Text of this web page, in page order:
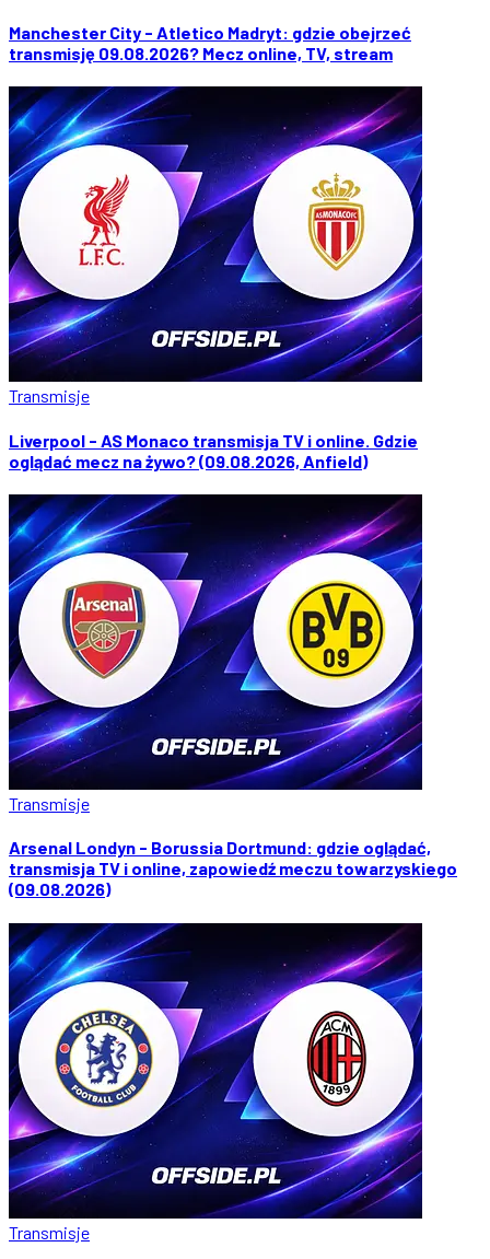
Manchester City - Atletico Madryt: gdzie obejrzeć
transmisję 09.08.2026? Mecz online, TV, stream
Transmisje
Liverpool - AS Monaco transmisja TV i online. Gdzie
oglądać mecz na żywo? (09.08.2026, Anfield)
Transmisje
Arsenal Londyn - Borussia Dortmund: gdzie oglądać,
transmisja TV i online, zapowiedź meczu towarzyskiego
(09.08.2026)
Transmisje